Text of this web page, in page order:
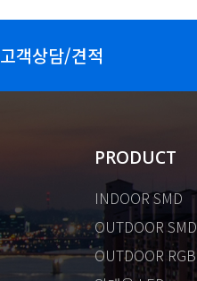
고객상담/견적
PRODUCT
INDOOR SMD
OUTDOOR SMD
OUTDOOR RGB